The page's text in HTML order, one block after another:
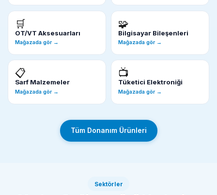
🛒
OT/VT Aksesuarları
Mağazada gör →
🧩
Bilgisayar Bileşenleri
Mağazada gör →
📋
Sarf Malzemeler
Mağazada gör →
📺
Tüketici Elektroniği
Mağazada gör →
Tüm Donanım Ürünleri
Sektörler